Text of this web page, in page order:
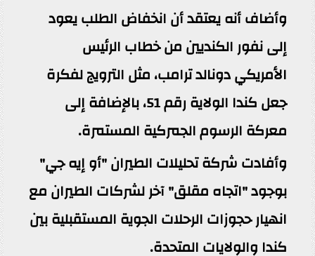
وأضاف أنه يعتقد أن انخفاض الطلب يعود
إلى نفور الكنديين من خطاب الرئيس
الأمريكي دونالد ترامب، مثل الترويج لفكرة
جعل كندا الولاية رقم 51، بالإضافة إلى
معركة الرسوم الجمركية المستمرة.
وأفادت شركة تحليلات الطيران "أو إيه جي"
بوجود "اتجاه مقلق" آخر لشركات الطيران مع
انهيار حجوزات الرحلات الجوية المستقبلية بين
كندا والولايات المتحدة.